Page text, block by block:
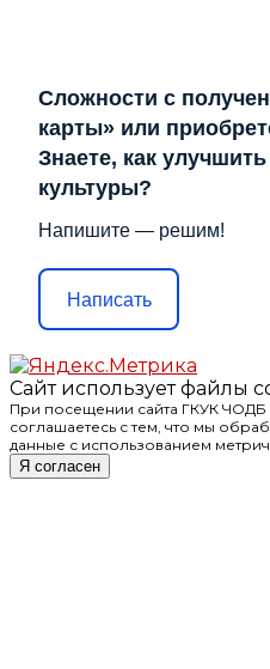
Сложности с
карты» или
Знаете, как
культуры?
Напишите — решим!
Написать
Сайт использует файлы
При посещении сайта ГКУК
соглашаетесь с тем, что мы
данные с использованием
Я согласен